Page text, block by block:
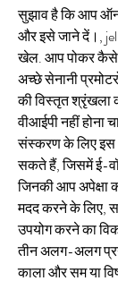
सुझाव है कि आप
और इसे जाने दें।,
खेल. आप पोकर कैसे
अच्छे सेनानी
की विस्तृत श्रृंखला
वीआईपी नहीं होना
संस्करण के लिए इस
सकते हैं, जिसमें ई-
जिनकी आप अपेक्षा
मदद करने के लिए,
उपयोग करने का
तीन अलग-अलग
काला और सम या